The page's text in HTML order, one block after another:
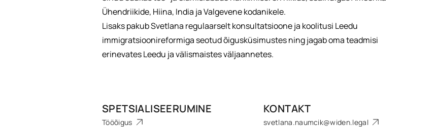
Ühendriikide, Hiina, India ja Valgevene kodanikele.
Lisaks pakub Svetlana regulaarselt konsultatsioone ja koolitusi Leedu
immigratsioonireformiga seotud õigusküsimustes ning jagab oma teadmisi
erinevates Leedu ja välismaistes väljaannetes.
SPETSIALISEERUMINE
Tööõigus
KONTAKT
svetlana.naumcik@widen.legal